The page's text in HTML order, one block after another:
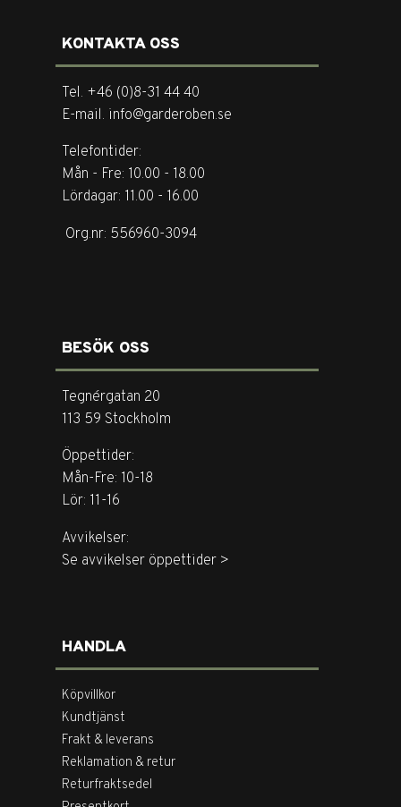
KONTAKTA OSS
Tel. +46 (0)8-31 44 40
E-mail. info@garderoben.se
Telefontider:
Mån - Fre: 10.00 - 18.00
Lördagar: 11.00 - 16.00
Org.nr: 556960-3094
BESÖK OSS
Tegnérgatan 20
113 59 Stockholm
Öppettider:
Mån-Fre: 10-18
Lör: 11-16
Avvikelser:
Se avvikelser öppettider >
HANDLA
Köpvillkor
Kundtjänst
Frakt & leverans
Reklamation & retur
Returfraktsedel